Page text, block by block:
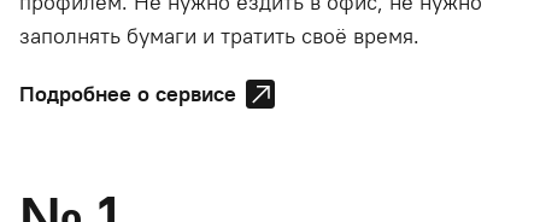
заполнять бумаги и тратить своё время.
Подробнее о сервисе